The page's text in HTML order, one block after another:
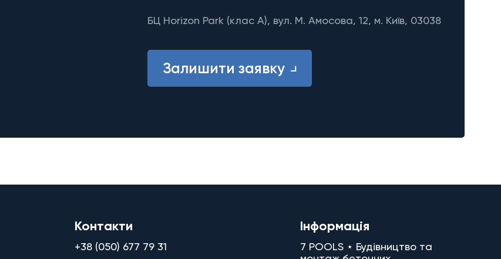
БЦ Horizon Park (клас A), вул. М. Амосова, 12, м. Київ, 03038
Залишити заявку
Контакти
+38 (050) 677 79 31
Інформація
7 POOLS ⋆ Будівництво та